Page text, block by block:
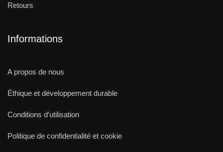
Retours
Informations
A propos de nous
Éthique et développement durable
Conditions d’utilisation
Politique de confidentialité et cookie